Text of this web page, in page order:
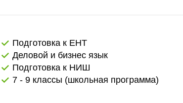
Подготовка к ЕНТ
Деловой и бизнес язык
Подготовка к НИШ
7 - 9 классы (школьная программа)